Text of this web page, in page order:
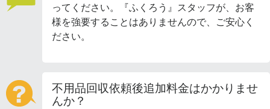
ってください。『ふくろう』スタッフが、お客
様を強要することはありませんので、ご安心く
ださい。
不用品回収依頼後追加料金はかかりませ
んか？